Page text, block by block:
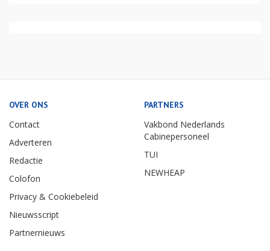
OVER ONS
Contact
Adverteren
Redactie
Colofon
Privacy & Cookiebeleid
Nieuwsscript
Partnernieuws
PARTNERS
Vakbond Nederlands
Cabinepersoneel
TUI
NEWHEAP